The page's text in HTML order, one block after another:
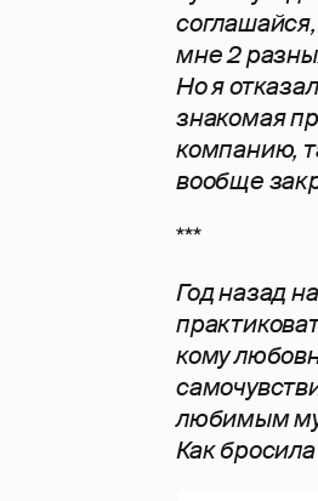
мне 2
Но я
знакомая
компанию,
вообще
***
Год назад
кому
любимым
Как